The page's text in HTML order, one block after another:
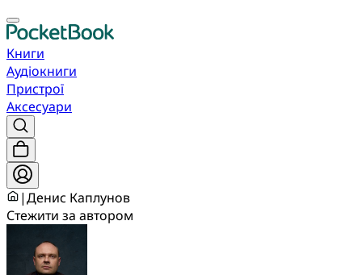
Книги
Аудіокниги
Пристрої
Аксесуари
|Денис Каплунов
Стежити за автором